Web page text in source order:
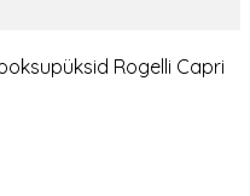
Rogelli Capri